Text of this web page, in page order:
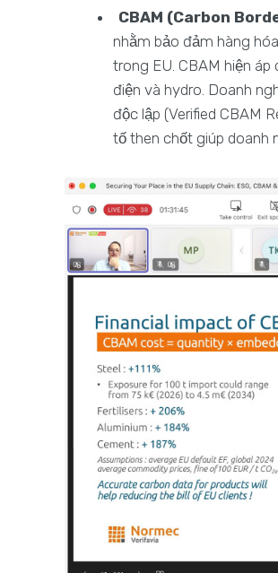
CBAM (Carbon
nhằm bảo đảm hàng
trong EU. CBAM hiện
điện và hydro. Doanh
độc lập (Verified CBAM
tố then chốt giúp doanh